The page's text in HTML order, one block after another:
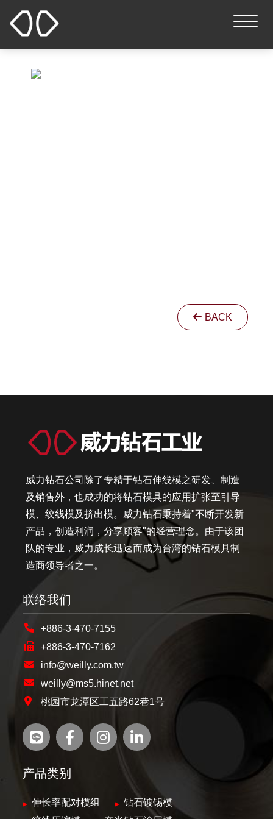
首页 常见问答
BACK
威力钻石公司除了专精于钻石伸线模之研发、制造
及销售外，也成功的将钻石模具的应用扩张至引导
模、绞线模及挤出模。威力钻石秉持着"不断开发新
产品，创造利润，分享顾客"的经营理念。由于该团
队的专业，威力成长迅速而成为台湾的钻石模具制
造商领导者之一。
联络我们
+886-3-470-7155
+886-3-470-7162
info@weilly.com.tw
weilly@ms5.hinet.net
桃园市龙潭区工五路62巷1号
产品类别
伸长率配对模组
钻石镀锡模